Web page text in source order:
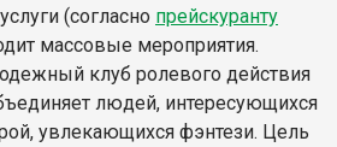
(согласно прейскуранту
массовые мероприятия.
клуб ролевого действия
людей, интересующихся
увлекающихся фэнтези. Цель